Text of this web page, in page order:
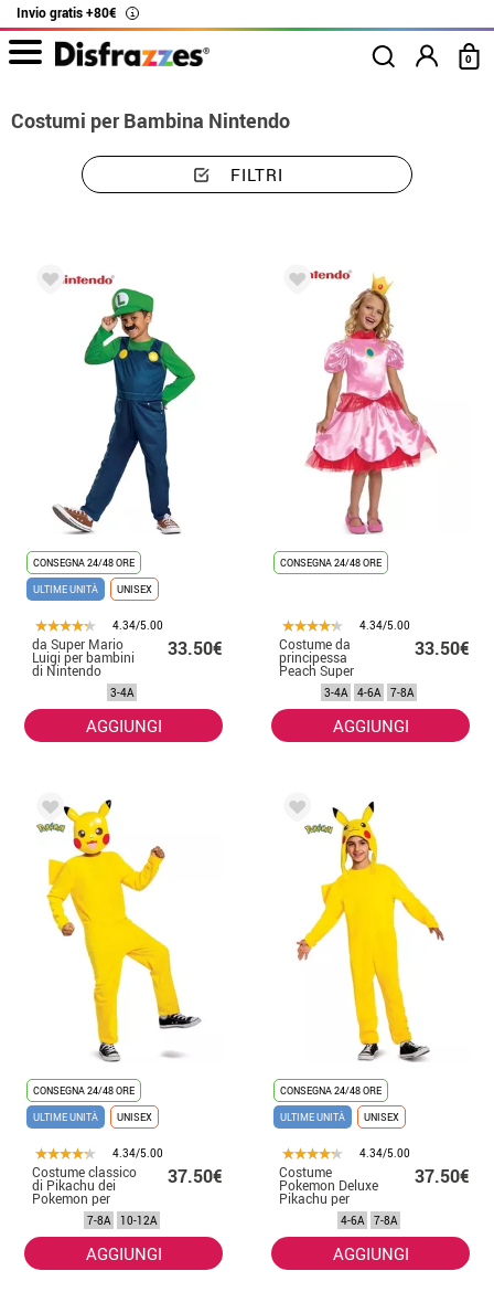
Invio gratis +80€ i
0
Costumi per Bambina Nintendo
FILTRI
CONSEGNA 24/48 ORE
ULTIME UNITÀ
UNISEX
4.34/5.00
da Super Mario
Luigi per bambini
di Nintendo
33.50€
3-4A
AGGIUNGI
CONSEGNA 24/48 ORE
4.34/5.00
Costume da
principessa
Peach Super
Mario Nintendo
per bambine
33.50€
3-4A 4-6A 7-8A
AGGIUNGI
CONSEGNA 24/48 ORE
ULTIME UNITÀ
UNISEX
4.34/5.00
Costume classico
di Pikachu dei
Pokemon per
37.50€
7-8A 10-12A
AGGIUNGI
CONSEGNA 24/48 ORE
ULTIME UNITÀ
UNISEX
4.34/5.00
Costume
Pokemon Deluxe
Pikachu per
37.50€
4-6A 7-8A
AGGIUNGI